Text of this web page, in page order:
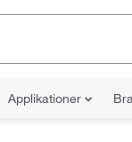
Applikationer